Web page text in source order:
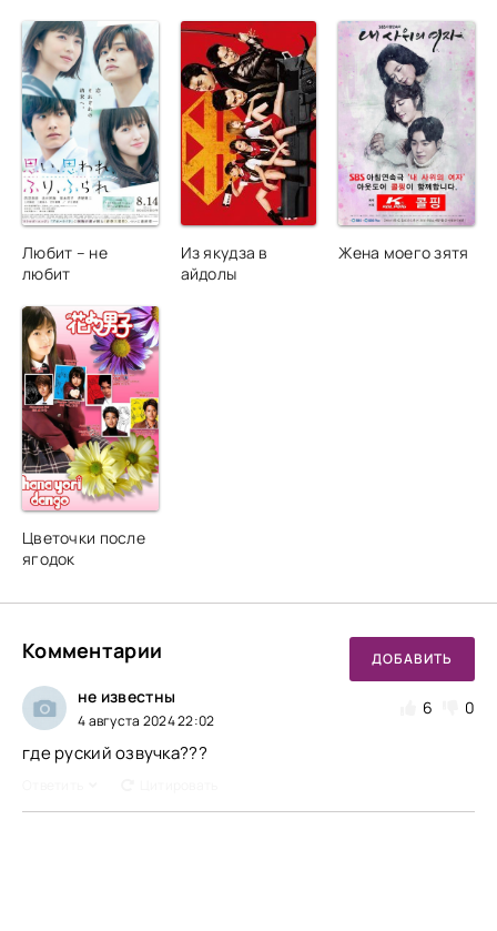
Любит – не
любит
Из якудза в
айдолы
Жена моего зятя
Цветочки после
ягодок
Комментарии ДОБАВИТЬ
не известны
4 августа 2024 22:02
6 0
где руский озвучка???